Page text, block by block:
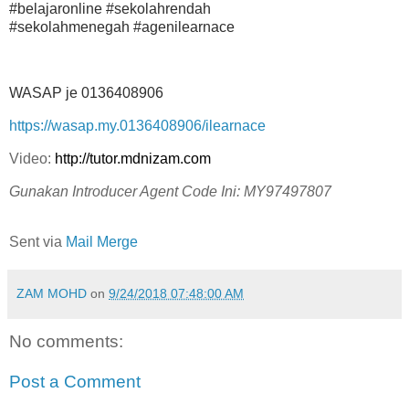
#belajaronline #sekolahrendah
#sekolahmenegah #agenilearnace
WASAP je 0136408906
https://wasap.my.0136408906/ilearnace
Video: http://tutor.mdnizam.com
Gunakan Introducer Agent Code Ini: MY97497807
Sent via Mail Merge
ZAM MOHD on 9/24/2018 07:48:00 AM
No comments:
Post a Comment